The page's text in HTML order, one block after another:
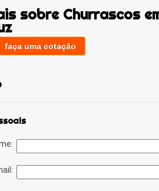
sobre Churrascos
faça uma cotação